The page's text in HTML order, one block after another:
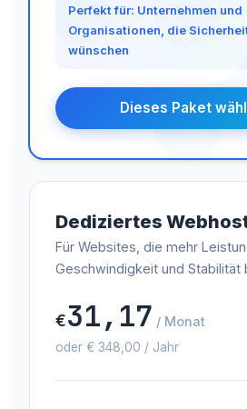
Perfekt für: Unternehmen und
Organisationen, die
wünschen
Dieses Paket
Dediziertes
Für Websites, die mehr
Geschwindigkeit und Stabilität
€31,17 / Monat
oder € 348,00 / Jahr